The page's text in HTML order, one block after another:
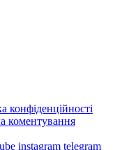
конфіденційності
коментування
instagram telegram